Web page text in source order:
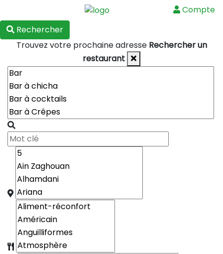
Compte
Rechercher
Trouvez votre prochaine adresse Rechercher un
restaurant